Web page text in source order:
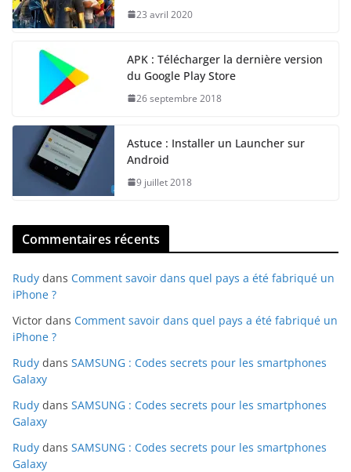
23 avril 2020
APK : Télécharger la dernière version
du Google Play Store
26 septembre 2018
Astuce : Installer un Launcher sur
Android
9 juillet 2018
Commentaires récents
Rudy dans Comment savoir dans quel pays a été fabriqué un
iPhone ?
Victor dans Comment savoir dans quel pays a été fabriqué un
iPhone ?
Rudy dans SAMSUNG : Codes secrets pour les smartphones
Galaxy
Rudy dans SAMSUNG : Codes secrets pour les smartphones
Galaxy
Rudy dans SAMSUNG : Codes secrets pour les smartphones
Galaxy